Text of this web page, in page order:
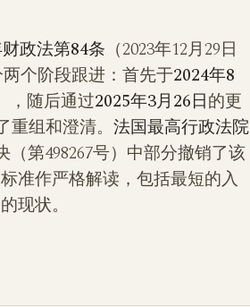
政法第84条 （2023年12月29日
个阶段跟进：首先于2024年8
，随后通过2025年3月26日的更
组和澄清。 法国最高行政法院
（第498267号）中部分撤销了该
准作严格解读，包括最短的入
现状。